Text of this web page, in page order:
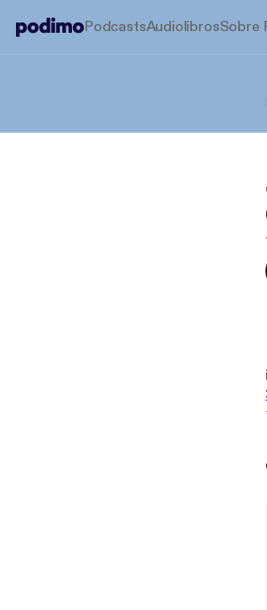
PodcastsAudiolibrosSobre